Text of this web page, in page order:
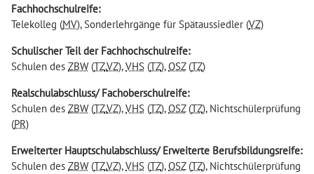
Fachhochschulreife:
Telekolleg (MV), Sonderlehrgänge für Spätaussiedler (VZ)
Schulischer Teil der Fachhochschulreife:
Schulen des ZBW(TZ,VZ),VHS (TZ),OSZ(TZ)
Realschulabschluss/ Fachoberschulreife:
Schulen des ZBW(TZ,VZ),VHS (TZ),OSZ(TZ), Nichtschülerprüfung
(PR)
Erweiterter Hauptschulabschluss/ Erweiterte Berufsbildungsreife:
Schulen des ZBW(TZ,VZ),VHS (TZ),OSZ(TZ), Nichtschülerprüfung